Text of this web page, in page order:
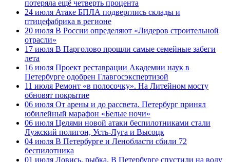
потеряла ещё четверть процента
24 июля Атаке БПЛА подверглись склады и
птицефабрика в регионе
20 июля В России определяют «Лидеров строительной
отрасли»
17 июля В Парголово прошли самые семейные забеги
лета
16 июля Проект реставрации Академии наук в
Петербурге одобрен Главгосэкспертизой
11 июля Ремонт «в полосочку». На Литейном мосту
обновят покрытие
06 июля От арены и до рассвета. Петербург принял
юбилейный марафон «Белые ночи»
06 июля Целями новой атаки беспилотниками стали
Лужский полигон, Усть-Луга и Высоцк
04 июля В Петербурге и Ленобласти сбили 72
беспилотника
01 июля Ловись, рыбка. В Петербурге спустили на воду